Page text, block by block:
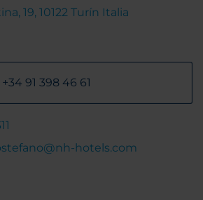
19, 10122 Turín Italia
+34 91 398 46 61
hotels.com